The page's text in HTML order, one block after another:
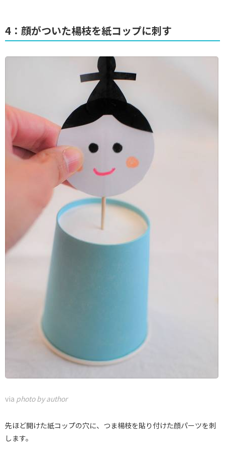
4：顔がついた楊枝を紙コップに刺す
via photo by author
先ほど開けた紙コップの穴に、つま楊枝を貼り付けた顔パーツを刺
します。